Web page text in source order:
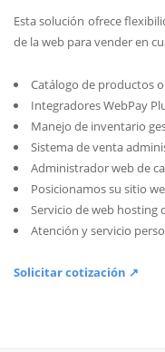
Esta solución ofrece
de la web para vender en
Catálogo de productos
Integradores WebPay
Manejo de inventario
Sistema de venta
Administrador web de
Posicionamos su sitio
Servicio de web hosting
Atención y servicio
Solicitar cotización ↗